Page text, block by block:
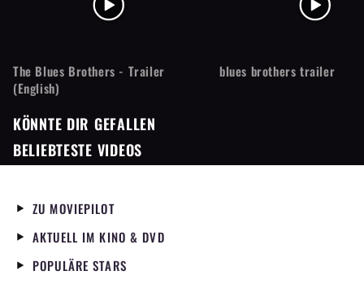
The Blues Brothers - Trailer
(English)
blues brothers trailer
KÖNNTE DIR GEFALLEN
BELIEBTESTE VIDEOS
ZU MOVIEPILOT
AKTUELL IM KINO & DVD
POPULÄRE STARS